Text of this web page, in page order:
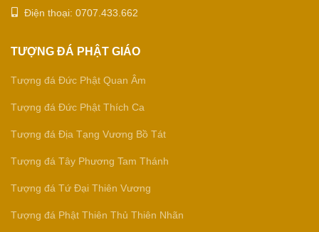
Điện thoại: 0707.433.662
TƯỢNG ĐÁ PHẬT GIÁO
Tượng đá Đức Phật Quan Âm
Tượng đá Đức Phật Thích Ca
Tượng đá Địa Tạng Vương Bồ Tát
Tượng đá Tây Phương Tam Thánh
Tượng đá Tứ Đại Thiên Vương
Tượng đá Phật Thiên Thủ Thiên Nhãn